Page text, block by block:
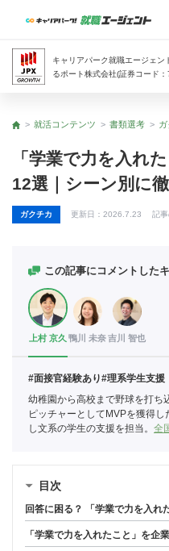
キャリアパーク就職エージェ
るポート株式会社(証券コード
トップ
就活コンテンツ 書類選考
「学業で力を入れ
12選｜シーン別に
ガクチカ 更新日： 2026.7.23 記事
この記事にコメントした
上村 京久 鴨川 未奈吉川 智也
#面接官経験あり#理系学生支援
幼稚園から高校まで野球を打ち
ピッチャーとしてMVPを獲得
し文系の学生の支援を担当。 全
目次
回答に困る？ 「学業で力を入れ
「学業で力を入れたこと」を企